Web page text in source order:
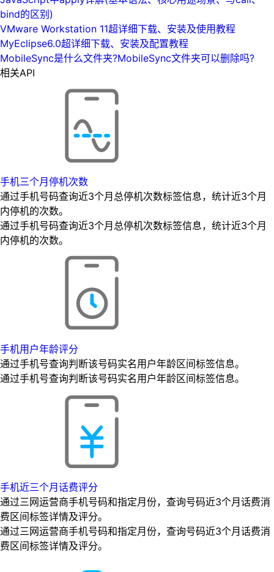
bind的区别)
VMware Workstation 11超详细下载、安装及使用教程
MyEclipse6.0超详细下载、安装及配置教程
MobileSync是什么文件夹?MobileSync文件夹可以删除吗?
相关API
手机三个月停机次数
通过手机号码查询近3个月总停机次数标签信息，统计近3个月
内停机的次数。
通过手机号码查询近3个月总停机次数标签信息，统计近3个月
内停机的次数。
手机用户年龄评分
通过手机号查询判断该号码实名用户年龄区间标签信息。
通过手机号查询判断该号码实名用户年龄区间标签信息。
手机近三个月话费评分
通过三网运营商手机号码和指定月份，查询号码近3个月话费消
费区间标签详情及评分。
通过三网运营商手机号码和指定月份，查询号码近3个月话费消
费区间标签详情及评分。